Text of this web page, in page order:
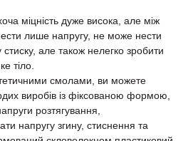
міцність дуже висока, але між
лише напругу, не може нести
але також нелегко зробити
тіло.
смолами, ви можете
виробів із фіксованою формою,
розтягування,
напругу згину, стиснення та